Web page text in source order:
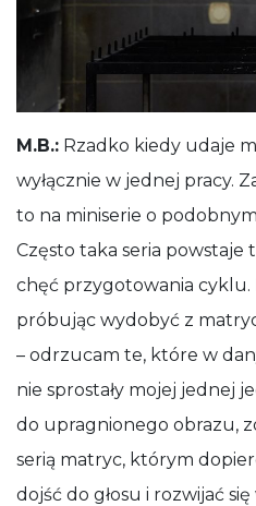
M.B.: Rzadko kiedy udaje
wyłącznie w jednej pracy.
to na miniserie o
Często taka seria powstaje
chęć przygotowania
próbując wydobyć z
– odrzucam te, które w
nie sprostały mojej jednej
do upragnionego obrazu,
serią matryc, którym
dojść do głosu i rozwijać